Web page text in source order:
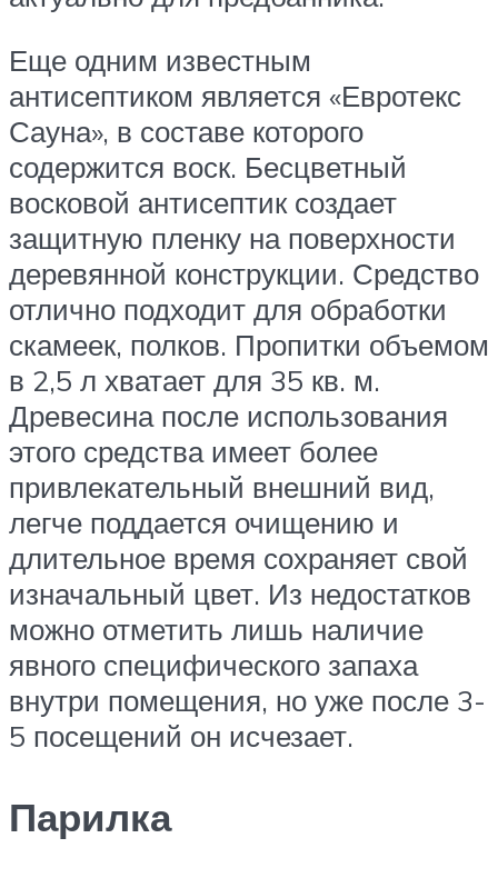
Еще одним известным
антисептиком является «Евротекс
Сауна», в составе которого
содержится воск. Бесцветный
восковой антисептик создает
защитную пленку на поверхности
деревянной конструкции. Средство
отлично подходит для обработки
скамеек, полков. Пропитки объемом
в 2,5 л хватает для 35 кв. м.
Древесина после использования
этого средства имеет более
привлекательный внешний вид,
легче поддается очищению и
длительное время сохраняет свой
изначальный цвет. Из недостатков
можно отметить лишь наличие
явного специфического запаха
внутри помещения, но уже после 3-
5 посещений он исчезает.
Парилка